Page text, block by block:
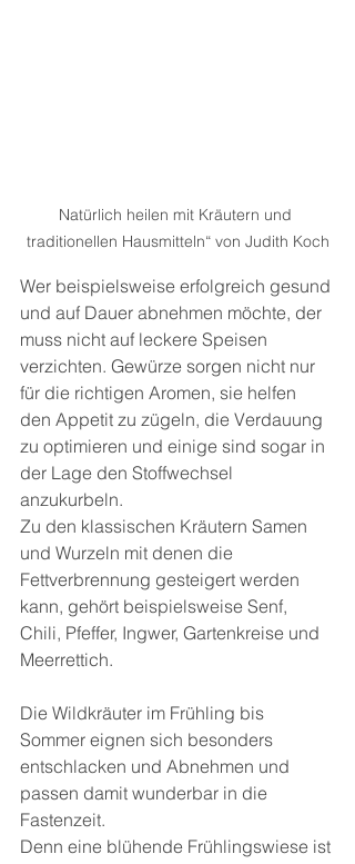
Natürlich heilen mit Kräutern und
traditionellen Hausmitteln“ von Judith Koch
Wer beispielsweise erfolgreich gesund
und auf Dauer abnehmen möchte, der
muss nicht auf leckere Speisen
verzichten. Gewürze sorgen nicht nur
für die richtigen Aromen, sie helfen
den Appetit zu zügeln, die Verdauung
zu optimieren und einige sind sogar in
der Lage den Stoffwechsel
anzukurbeln.
Zu den klassischen Kräutern Samen
und Wurzeln mit denen die
Fettverbrennung gesteigert werden
kann, gehört beispielsweise Senf,
Chili, Pfeffer, Ingwer, Gartenkreise und
Meerrettich.
Die Wildkräuter im Frühling bis
Sommer eignen sich besonders
entschlacken und Abnehmen und
passen damit wunderbar in die
Fastenzeit.
Denn eine blühende Frühlingswiese ist